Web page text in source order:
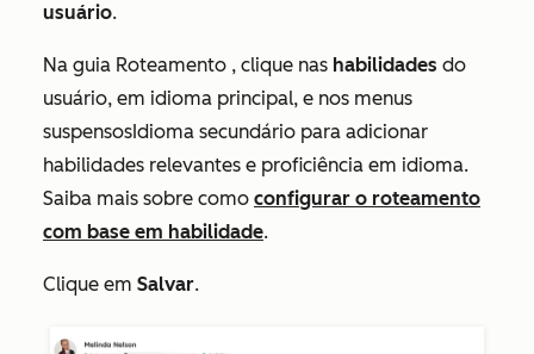
usuário.
Na guia Roteamento , clique nas habilidades do
usuário, em idioma principal, e nos menus
suspensosIdioma secundário para adicionar
habilidades relevantes e proficiência em idioma.
Saiba mais sobre como configurar o roteamento
com base em habilidade.
Clique em Salvar.